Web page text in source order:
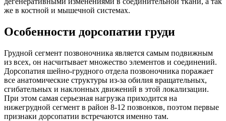
же в костной и мышечной системах.
Особенности дорсопатии груди
Грудной сегмент позвоночника является самым подвижным
из всех, он насчитывает множество элементов и соединений.
Дорсопатия шейно-грудного отдела позвоночника поражает
все анатомические структуры из-за обилия вращательных,
сгибательных и наклонных движений в этой локализации.
При этом самая серьезная нагрузка приходится на
нижегрудной сегмент в район 8-12 позвонков, поэтом первые
признаки дорсопатии встречаются именно там.